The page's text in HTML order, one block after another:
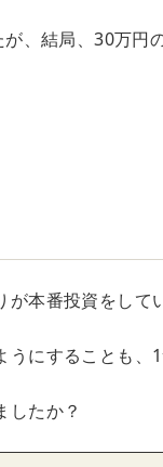
、結局、30万円
本番投資をして
にすることも、
したか？